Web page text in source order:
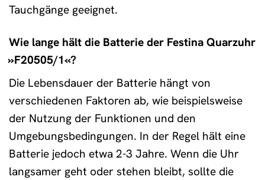
Tauchgänge geeignet.
Wie lange hält die Batterie der Festina Quarzuhr
»F20505/1«?
Die Lebensdauer der Batterie hängt von
verschiedenen Faktoren ab, wie beispielsweise
der Nutzung der Funktionen und den
Umgebungsbedingungen. In der Regel hält eine
Batterie jedoch etwa 2-3 Jahre. Wenn die Uhr
langsamer geht oder stehen bleibt, sollte die